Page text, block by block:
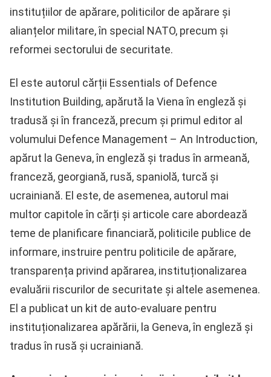
instituțiilor de apărare, politicilor de apărare și
alianțelor militare, în special NATO, precum și
reformei sectorului de securitate.
El este autorul cărții Essentials of Defence
Institution Building, apărută la Viena în engleză și
tradusă și în franceză, precum și primul editor al
volumului Defence Management – An Introduction,
apărut la Geneva, în engleză și tradus în armeană,
franceză, georgiană, rusă, spaniolă, turcă și
ucrainiană. El este, de asemenea, autorul mai
multor capitole în cărți și articole care abordează
teme de planificare financiară, politicile publice de
informare, instruire pentru politicile de apărare,
transparența privind apărarea, instituționalizarea
evaluării riscurilor de securitate și altele asemenea.
El a publicat un kit de auto-evaluare pentru
instituționalizarea apărării, la Geneva, în engleză și
tradus în rusă și ucrainiană.